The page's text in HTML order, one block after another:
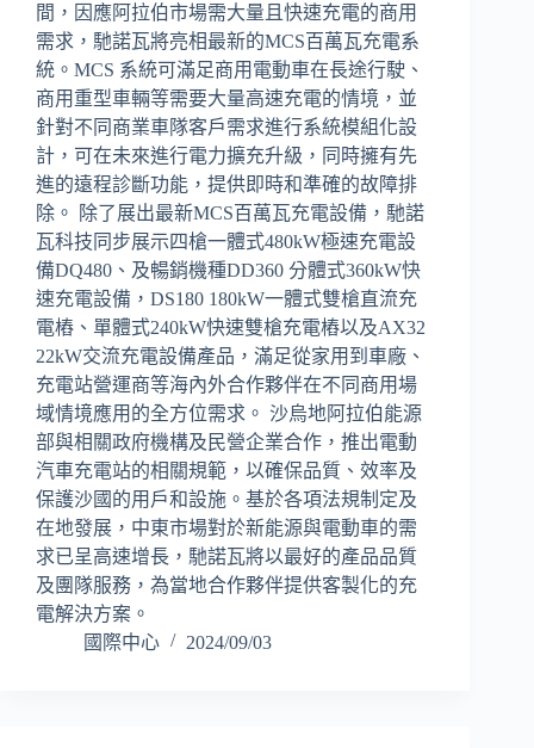
間，因應阿拉伯市場需大量且快速充電的商用
需求，馳諾瓦將亮相最新的MCS百萬瓦充電系
統。MCS 系統可滿足商用電動車在長途行駛、
商用重型車輛等需要大量高速充電的情境，並
針對不同商業車隊客戶需求進行系統模組化設
計，可在未來進行電力擴充升級，同時擁有先
進的遠程診斷功能，提供即時和準確的故障排
除。 除了展出最新MCS百萬瓦充電設備，馳諾
瓦科技同步展示四槍一體式480kW極速充電設
備DQ480、及暢銷機種DD360 分體式360kW快
速充電設備，DS180 180kW一體式雙槍直流充
電樁、單體式240kW快速雙槍充電樁以及AX32
22kW交流充電設備產品，滿足從家用到車廠、
充電站營運商等海內外合作夥伴在不同商用場
域情境應用的全方位需求。 沙烏地阿拉伯能源
部與相關政府機構及民營企業合作，推出電動
汽車充電站的相關規範，以確保品質、效率及
保護沙國的用戶和設施。基於各項法規制定及
在地發展，中東市場對於新能源與電動車的需
求已呈高速增長，馳諾瓦將以最好的產品品質
及團隊服務，為當地合作夥伴提供客製化的充
電解決方案。
國際中心
2024/09/03